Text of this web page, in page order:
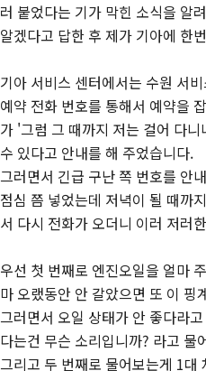
러 붙었다는 기가 막힌 소식을 알
알겠다고 답한 후 제가 기아에 한
기아 서비스 센터에서는 수원 서
예약 전화 번호를 통해서 예약을
가 '그럼 그 때까지 저는 걸어 다
수 있다고 안내를 해 주었습니다.
그러면서 긴급 구난 쪽 번호를 안
점심 쯤 넣었는데 저녁이 될 때까
서 다시 전화가 오더니 이러 저러
우선 첫 번째로 엔진오일을 얼마
마 오랬동안 안 갈았으면 또 이 핑
그러면서 오일 상태가 안 좋다라
다는건 무슨 소리입니까? 라고
그리고 두 번째로 물어보는게 1